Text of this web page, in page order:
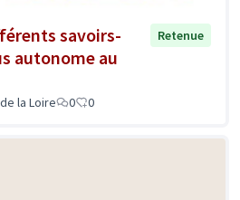
savoirs-
autonome au
Retenue
la Loire 0 0